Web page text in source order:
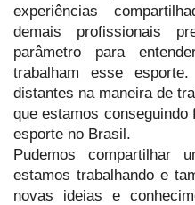
experiências
demais profissionais
parâmetro para
trabalham esse
distantes na maneira de
que estamos
esporte no Brasil.
Pudemos compartilhar
estamos trabalhando e
novas ideias e